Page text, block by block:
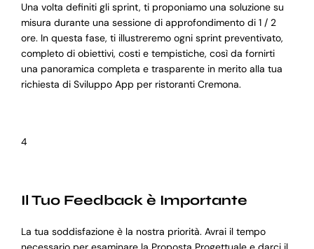
Una volta definiti gli sprint, ti proponiamo una soluzione su
misura durante una sessione di approfondimento di 1 / 2
ore. In questa fase, ti illustreremo ogni sprint preventivato,
completo di obiettivi, costi e tempistiche, così da fornirti
una panoramica completa e trasparente in merito alla tua
richiesta di Sviluppo App per ristoranti Cremona.
4
Il Tuo Feedback è Importante
La tua soddisfazione è la nostra priorità. Avrai il tempo